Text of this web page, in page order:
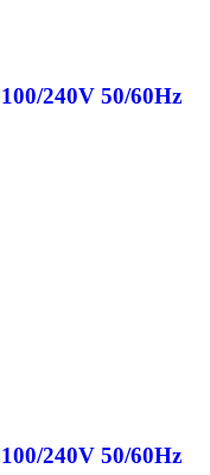
240V 50/60Hz
240V 50/60Hz